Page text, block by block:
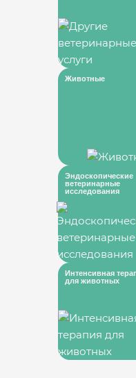
Животные
Эндоскопические
ветеринарные
исследования
Интенсивная
для животных